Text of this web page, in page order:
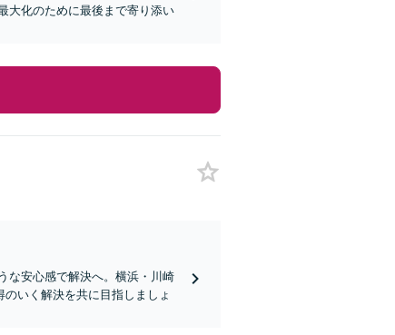
大化のために最後まで寄り添い
な安心感で解決へ。横浜・川崎
いく解決を共に目指しましょ